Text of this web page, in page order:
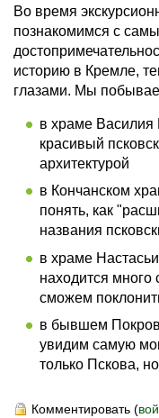
Во время
познакомимся с
историю в Кремле,
глазами. Мы
в храме Василия
красивый
архитектурой
в Кончанском
понять, как
названия
в храме
находится
сможем
в бывшем
увидим самую
только Пскова,
Комментировать (